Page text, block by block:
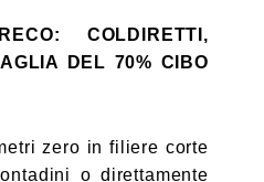
COLDIRETTI,
DEL 70% CIBO
zero in filiere corte
o direttamente